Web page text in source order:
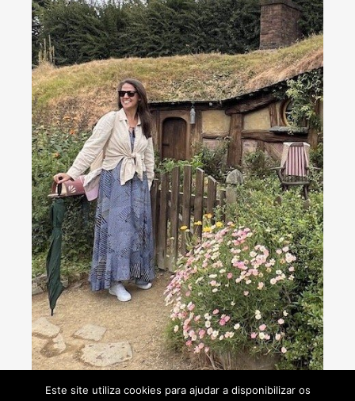
Consultoria de viagens - Agente de Viagens
Este site utiliza cookies para ajudar a disponibilizar os